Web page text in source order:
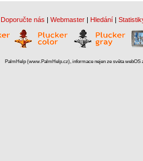
Doporučte nás | Webmaster | Hledání |
PalmHelp (www.PalmHelp.cz), informace nejen ze světa